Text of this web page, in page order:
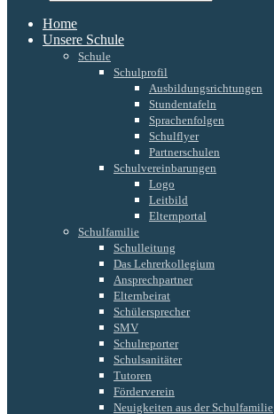
Home
Unsere Schule
Schule
Schulprofil
Ausbildungsrichtungen
Stundentafeln
Sprachenfolgen
Schulflyer
Partnerschulen
Schulvereinbarungen
Logo
Leitbild
Elternportal
Schulfamilie
Schulleitung
Das Lehrerkollegium
Ansprechpartner
Elternbeirat
Schülersprecher
SMV
Schulreporter
Schulsanitäter
Tutoren
Förderverein
Neuigkeiten aus der Schulfamilie